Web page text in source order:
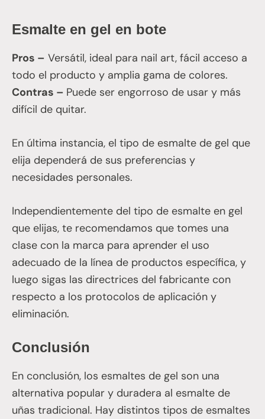
Esmalte en gel en bote
Pros – Versátil, ideal para nail art, fácil acceso a
todo el producto y amplia gama de colores.
Contras – Puede ser engorroso de usar y más
difícil de quitar.
En última instancia, el tipo de esmalte de gel que
elija dependerá de sus preferencias y
necesidades personales.
Independientemente del tipo de esmalte en gel
que elijas, te recomendamos que tomes una
clase con la marca para aprender el uso
adecuado de la línea de productos específica, y
luego sigas las directrices del fabricante con
respecto a los protocolos de aplicación y
eliminación.
Conclusión
En conclusión, los esmaltes de gel son una
alternativa popular y duradera al esmalte de
uñas tradicional. Hay distintos tipos de esmaltes